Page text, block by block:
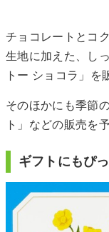
チョコレートとコ
生地に加えた、し
トー ショコラ」を
そのほかにも季節
ト」などの販売を
ギフトにもぴ